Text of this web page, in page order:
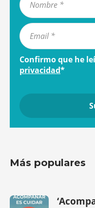
Confirmo que he
privacidad*
Más populares